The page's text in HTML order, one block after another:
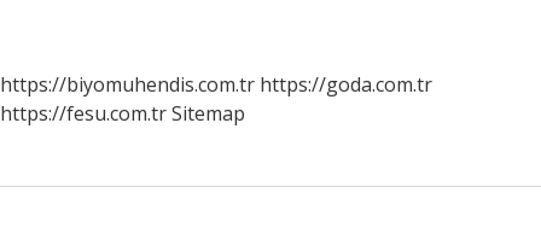
https://biyomuhendis.com.tr https://goda.com.tr
https://fesu.com.trSitemap